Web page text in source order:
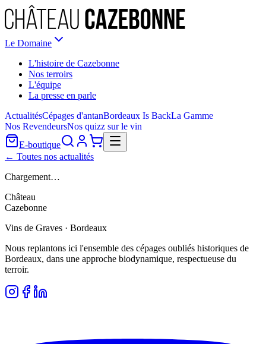
Le Domaine
L'histoire de Cazebonne
Nos terroirs
L'équipe
La presse en parle
ActualitésCépages d'antanBordeaux Is BackLa Gamme
Nos RevendeursNos quizz sur le vin
E-boutique
← Toutes nos actualités
Chargement…
Château
Cazebonne
Vins de Graves · Bordeaux
Nous replantons ici l'ensemble des cépages oubliés historiques de
Bordeaux, dans une approche biodynamique, respectueuse du
terroir.